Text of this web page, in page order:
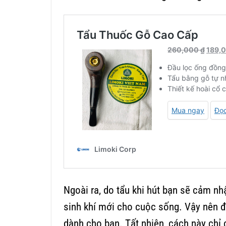
Ngoài ra, do tẩu khi hút bạn sẽ cảm
sinh khí mới cho cuộc sống. Vậy nên